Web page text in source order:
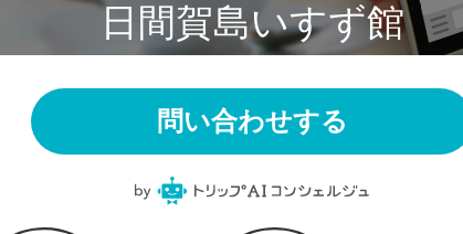
日間賀島いすず館
問い合わせする